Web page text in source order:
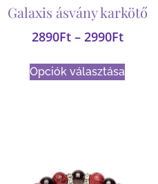
Galaxis ásvány karkötő
2890Ft – 2990Ft
Opciók választása